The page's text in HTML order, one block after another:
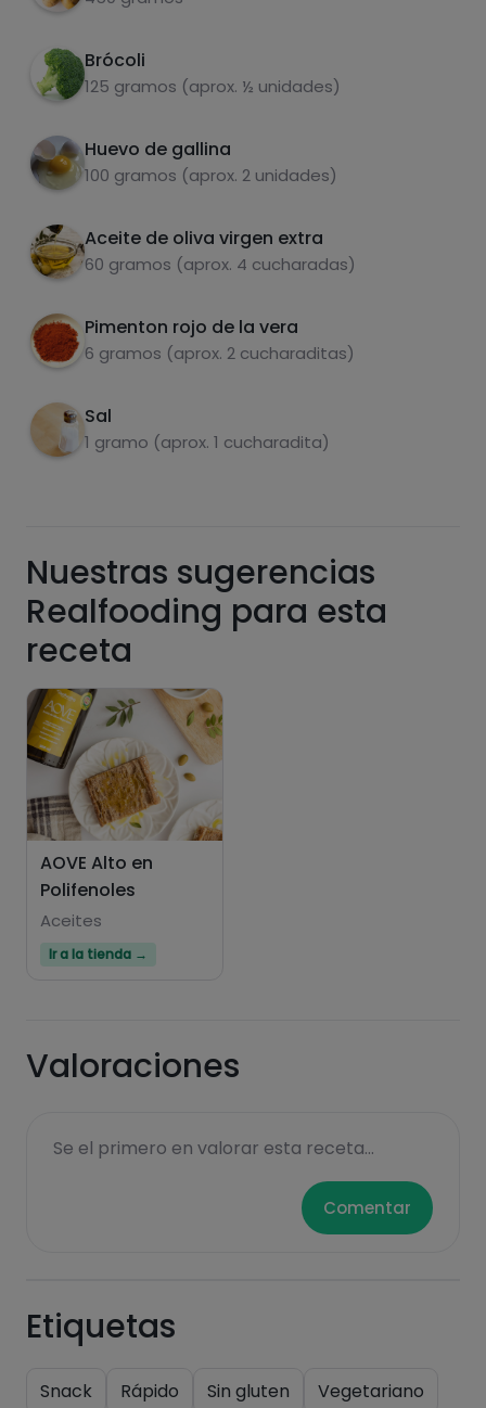
Brócoli
125 gramos (aprox. ½ unidades)
Huevo de gallina
100 gramos (aprox. 2 unidades)
Aceite de oliva virgen extra
60 gramos (aprox. 4 cucharadas)
Pimenton rojo de la vera
6 gramos (aprox. 2 cucharaditas)
Sal
1 gramo (aprox. 1 cucharadita)
ingredientes (patata, brócoli y huevos)
durante 20 min aproximadamente
Salpimentar al gusto
Carbohidratos Proteínas
Grasas
Azúcares
Grasas
Hazte PLUS para ver la información nutricional
de las recetas, y desbloquear muchas más
funcionalidades PLUS.
Pásate al PLUS
Nuestras sugerencias
Realfooding para esta
receta
AOVE Alto en
Polifenoles
Aceites
Ir a la tienda →
Valoraciones
Se el primero en valorar esta receta...
Comentar
Etiquetas
Snack Rápido Sin gluten Vegetariano